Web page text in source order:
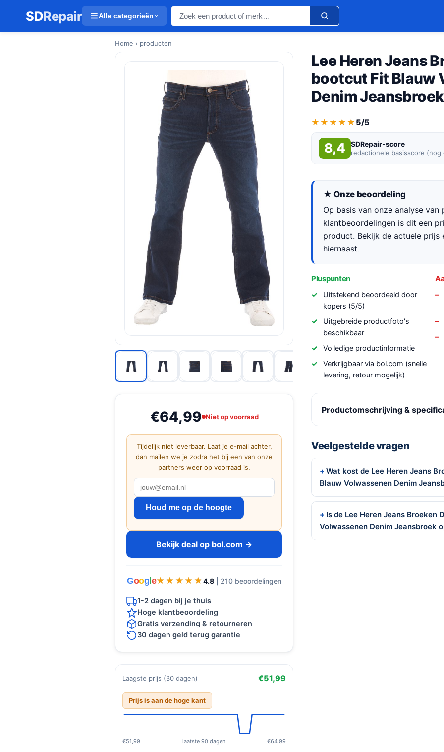
SDRepair Alle categorieën
Home › producten
€64,99 Niet op voorraad
Tijdelijk niet leverbaar. Laat je e-mail achter,
dan mailen we je zodra het bij een van onze
partners weer op voorraad is.
Houd me op de hoogte
Bekijk deal op bol.com →
Goog e★★★★★
★★★★★ 4.8 | 210 beoordelingen
1-2 dagen bij je thuis
Hoge klantbeoordeling
Gratis verzending & retourneren
30 dagen geld terug garantie
Laagste prijs (30 dagen) €51,99
Prijs is aan de hoge kant
€51,99 laatste 90 dagen €64,99
Lee Heren Jeans
bootcut Fit Blauw
Denim Jeansbroek
★★★★★
★★★★★ 5/5
8,4 SDRepair-score
redactionele basisscore (nog
★ Onze beoordeling
Op basis van onze analyse van
klantbeoordelingen is dit een
product. Bekijk de actuele
hiernaast.
Pluspunten
Uitstekend beoordeeld door
kopers (5/5)
Uitgebreide productfoto's
beschikbaar
Volledige productinformatie
Verkrijgbaar via bol.com (snelle
levering, retour mogelijk)
Productomschrijving &
Veelgestelde vragen
Wat kost de Lee Heren Jeans
Blauw Volwassenen Denim
Is de Lee Heren Jeans Broeken
Volwassenen Denim Jeansbroek